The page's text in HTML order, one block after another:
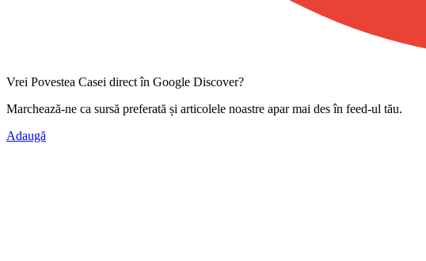
Vrei Povestea Casei direct în Google Discover?
Marchează-ne ca sursă preferată și articolele noastre apar mai des în feed-ul tău.
Adaugă